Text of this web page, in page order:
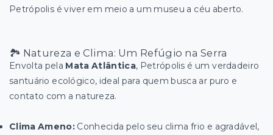
Petrópolis é viver em meio a um museu a céu aberto.
🏞️ Natureza e Clima: Um Refúgio na Serra
Envolta pela Mata Atlântica, Petrópolis é um verdadeiro
santuário ecológico, ideal para quem busca ar puro e
contato com a natureza.
Clima Ameno:Conhecida pelo seu clima frio e agradável,